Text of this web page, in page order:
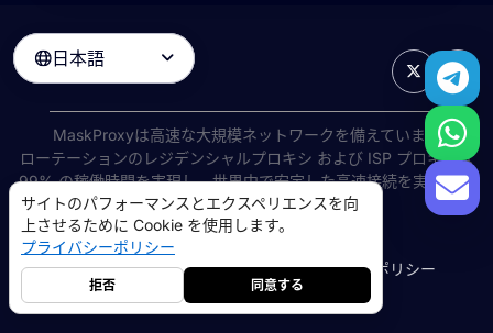
日本語 
MaskProxyは高速な大規模ネットワークを備えています
ローテーションのレジデンシャルプロキシ および ISP プロキシは
99% の稼働時間を実現し、世界中で安定した高速接続を実現しま
す。
©2026AIWAY LIMITED. 無断転載を禁じます.
利用規約プライバシーポリシー返金ポリシーCookie ポリシー
サイトのパフォーマンスとエクスペリエンスを向
上させるために Cookie を使用します。
プライバシーポリシー
拒否 同意する